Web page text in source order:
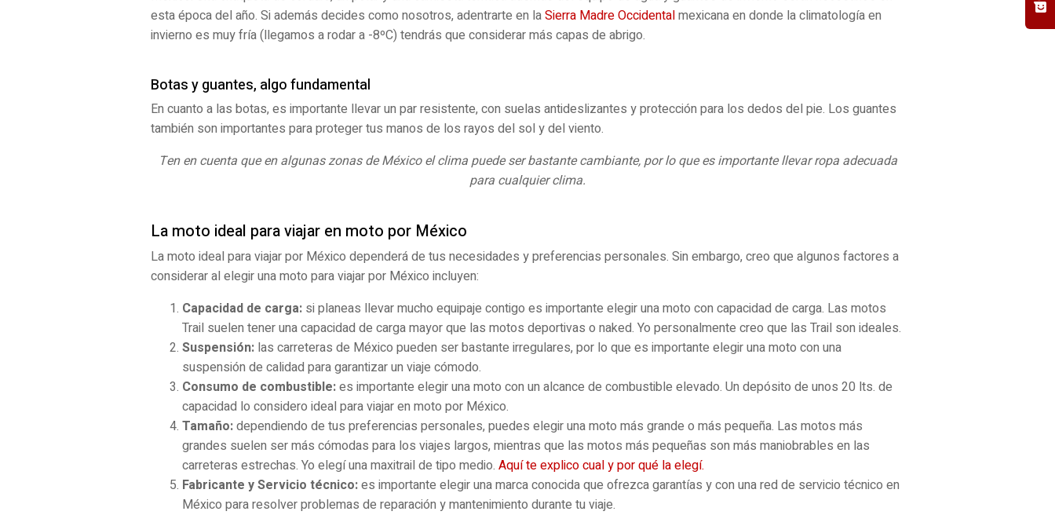
esta época del año. Si además decides como nosotros, adentrarte en laSierra Madre Occidentalmexicana en donde la climatología en
invierno es muy fría (llegamos a rodar a -8ºC) tendrás que considerar más capas de abrigo.
Botas y guantes, algo fundamental
En cuanto a las botas, es importante llevar un par resistente, con suelas antideslizantes y protección para los dedos del pie. Los guantes
también son importantes para proteger tus manos de los rayos del sol y del viento.
Ten en cuenta que en algunas zonas de México el clima puede ser bastante cambiante, por lo que es importante llevar ropa adecuada
para cualquier clima.
La moto ideal para viajar en moto por México
La moto ideal para viajar por México dependerá de tus necesidades y preferencias personales. Sin embargo, creo que algunos factores a
considerar al elegir una moto para viajar por México incluyen:
Capacidad de carga: si planeas llevar mucho equipaje contigo es importante elegir una moto con capacidad de carga. Las motos
Trail suelen tener una capacidad de carga mayor que las motos deportivas o naked. Yo personalmente creo que las Trail son ideales.
Suspensión: las carreteras de México pueden ser bastante irregulares, por lo que es importante elegir una moto con una
suspensión de calidad para garantizar un viaje cómodo.
Consumo de combustible:es importante elegir una moto con un alcance de combustible elevado. Un depósito de unos 20 lts. de
capacidad lo considero ideal para viajar en moto por México.
Tamaño:dependiendo de tus preferencias personales, puedes elegir una moto más grande o más pequeña. Las motos más
grandes suelen ser más cómodas para los viajes largos, mientras que las motos más pequeñas son más maniobrables en las
carreteras estrechas. Yo elegí una maxitrail de tipo medio. Aquí te explico cual y por qué la elegí.
Fabricante y Servicio técnico:es importante elegir una marca conocida que ofrezca garantías y con una red de servicio técnico en
México para resolver problemas de reparación y mantenimiento durante tu viaje.